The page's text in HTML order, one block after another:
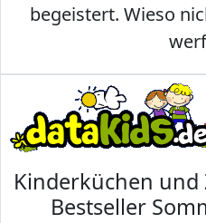
begeistert. Wieso
Kinderküchen und
Bestseller